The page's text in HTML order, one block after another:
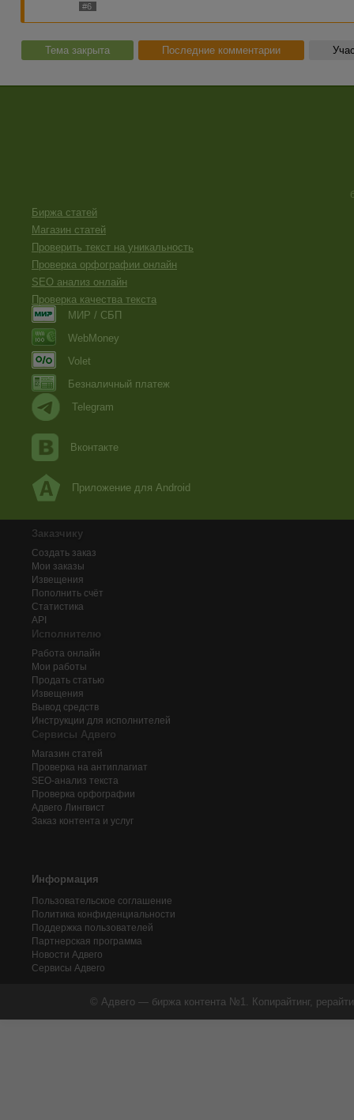
#6
Тема закрыта Последние комментарии
Биржа статей
Магазин статей
Проверить текст на уникальность
Проверка орфографии онлайн
SEO анализ онлайн
Проверка качества текста
МИР / СБП
WebMoney
Volet
Безналичный платеж
Telegram
Вконтакте
Приложение для Android
Заказчику
Создать заказ
Мои заказы
Извещения
Пополнить счёт
Статистика
API
Исполнителю
Работа онлайн
Мои работы
Продать статью
Извещения
Вывод средств
Инструкции для исполнителей
Сервисы Адвего
Магазин статей
Проверка на антиплагиат
SEO-анализ текста
Проверка орфографии
Адвего Лингвист
Заказ контента и услуг
Информация
Пользовательское соглашение
Политика конфиденциальности
Поддержка пользователей
Партнерская программа
Новости Адвего
Сервисы Адвего
© Адвего — биржа контента №1. Копирайтинг,